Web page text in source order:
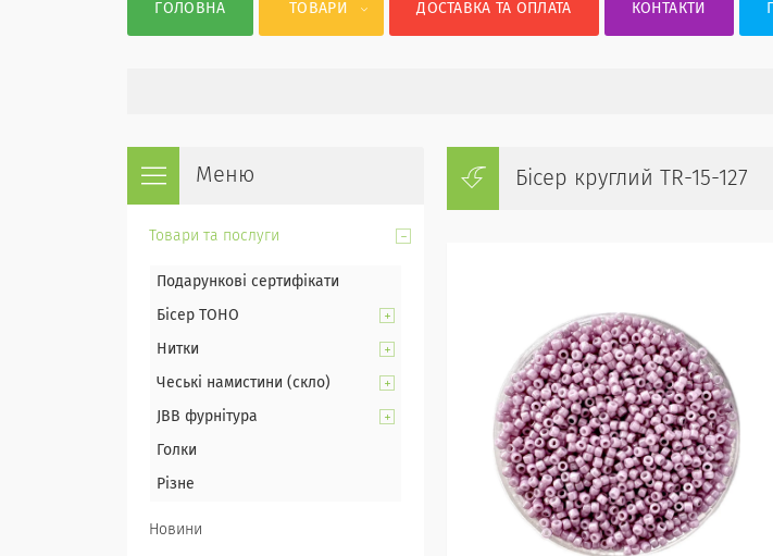
ГОЛОВНА ТОВАРИ ДОСТАВКА ТА ОПЛАТА КОНТАКТИ
Бісер круглий TR-15-127
Товари та послуги
Подарункові сертифікати
Бісер TOHO
Нитки
Чеські намистини (скло)
JBB фурнітура
Голки
Різне
Новини